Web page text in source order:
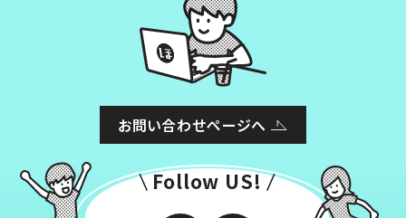
お問い合わせページへ
Follow US!